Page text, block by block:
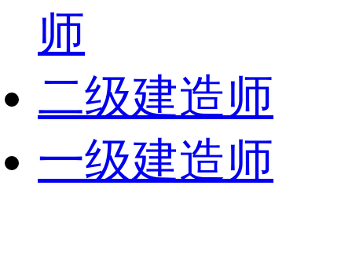
师
二级建造师
一级建造师